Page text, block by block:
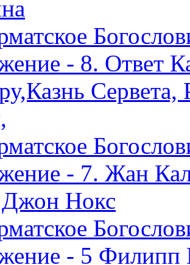
- 8. Ответ
Сервета,
- 7. Жан
Джон Нокс
- 5 Филипп